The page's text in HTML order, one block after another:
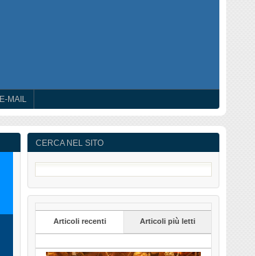
E-MAIL
CERCA NEL SITO
Articoli recenti Articoli più letti